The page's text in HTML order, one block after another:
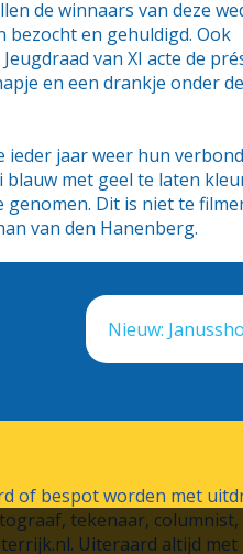
de winnaars van deze
bezocht en gehuldigd. Ook
van XI acte de
en een drankje onder
ieder jaar weer hun
met geel te laten
Dit is niet te
van den Hanenberg.
Nieuw:
of bespot worden met
tekenaar,
Uiteraard altijd